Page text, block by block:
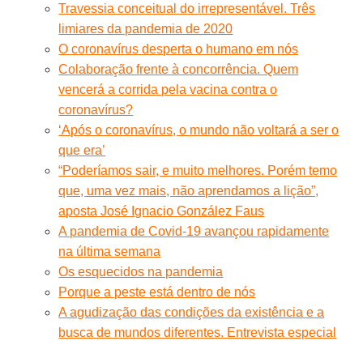
Travessia conceitual do irrepresentável. Três
limiares da pandemia de 2020
O coronavírus desperta o humano em nós
Colaboração frente à concorrência. Quem
vencerá a corrida pela vacina contra o
coronavírus?
‘Após o coronavírus, o mundo não voltará a ser o
que era’
“Poderíamos sair, e muito melhores. Porém temo
que, uma vez mais, não aprendamos a lição”,
aposta José Ignacio González Faus
A pandemia de Covid-19 avançou rapidamente
na última semana
Os esquecidos na pandemia
Porque a peste está dentro de nós
A agudização das condições da existência e a
busca de mundos diferentes. Entrevista especial